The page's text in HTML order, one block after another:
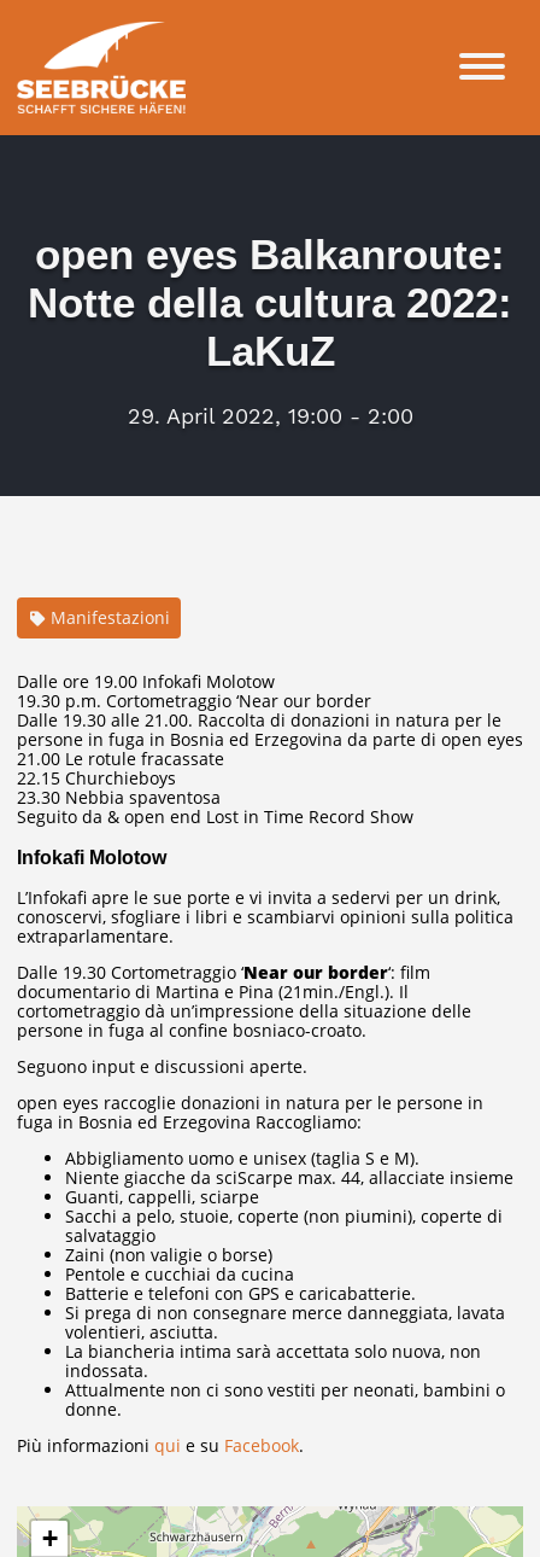
open eyes Balkanroute:
Notte della cultura 2022:
LaKuZ
29. April 2022, 19:00 - 2:00
Manifestazioni
Dalle ore 19.00 Infokafi Molotow
19.30 p.m. Cortometraggio ‘Near our border
Dalle 19.30 alle 21.00. Raccolta di donazioni in natura per le
persone in fuga in Bosnia ed Erzegovina da parte di open eyes
21.00 Le rotule fracassate
22.15 Churchieboys
23.30 Nebbia spaventosa
Seguito da & open end Lost in Time Record Show
Infokafi Molotow
L’Infokafi apre le sue porte e vi invita a sedervi per un drink,
conoscervi, sfogliare i libri e scambiarvi opinioni sulla politica
extraparlamentare.
Dalle 19.30 Cortometraggio ‘Near our border‘: film
documentario di Martina e Pina (21min./Engl.). Il
cortometraggio dà un’impressione della situazione delle
persone in fuga al confine bosniaco-croato.
Seguono input e discussioni aperte.
open eyes raccoglie donazioni in natura per le persone in
fuga in Bosnia ed Erzegovina Raccogliamo:
Abbigliamento uomo e unisex (taglia S e M).
Niente giacche da sciScarpe max. 44, allacciate insieme
Guanti, cappelli, sciarpe
Sacchi a pelo, stuoie, coperte (non piumini), coperte di
salvataggio
Zaini (non valigie o borse)
Pentole e cucchiai da cucina
Batterie e telefoni con GPS e caricabatterie.
Si prega di non consegnare merce danneggiata, lavata
volentieri, asciutta.
La biancheria intima sarà accettata solo nuova, non
indossata.
Attualmente non ci sono vestiti per neonati, bambini o
donne.
Più informazioni qui e su Facebook.
+